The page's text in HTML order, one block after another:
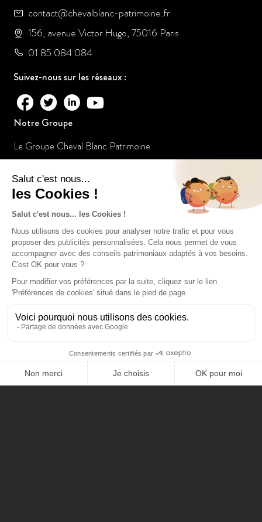
CONTACTEZ-NOUS
contact@chevalblanc-patrimoine.fr
156, avenue Victor Hugo, 75016 Paris
01 85 084 084
Suivez-nous sur les réseaux :
Notre Groupe
Le Groupe Cheval Blanc Patrimoine
Nos offres d’emploi
Nos Collaborateurs
Mécénat
Nos Certifications
Cheval Blanc Patrimoine SAS au capital de 100 000€
RCS de Paris 803935840
ORIAS n° 14005259
Nos dernières actualités
Investissement en non-coté avec CFNews